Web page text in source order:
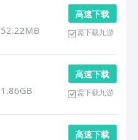
52.22MB
高 速 下 载
需下载九游
1.86GB
高 速 下 载
需下载九游
高 速 下 载